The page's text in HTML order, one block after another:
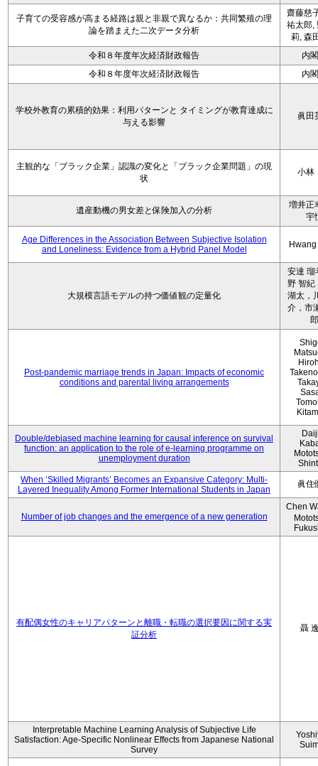
子育ての受容感が高まる経路は親と非親で異なるか：共同繁殖の理
論を踏まえた二次データ分析
齋藤慈
祐太郎,
莉, 森
令和８年度年次経済財政報告
内
令和８年度年次経済財政報告
内
学校外教育の累積的効果：利用パターンと タイミングが教育達成に
与える影響
眞田
主観的な「ブラック企業」認識の変化と「ブラック企業問題」の現
状
小
遺産動機の男女差と保険加入の分析
増井正
宇
Age Differences in the Association Between Subjective Isolation
and Loneliness: Evidence from a Hybrid Panel Model
大規模言語モデルの持つ価値観の定量化
安達 瑠
野 智紀
湖太，
介，市
郎
Post-pandemic marriage trends in Japan: Impacts of economic
conditions and parental living arrangements
Double/debiased machine learning for causal inference on survival
function: an application to the role of e-learning programme on
unemployment duration
When ‘Skilled Migrants’ Becomes an Expansive Category: Multi-
Layered Inequality Among Former International Students in Japan
眞住
Number of job changes and the emergence of a new generation
Chen
有配偶女性のキャリアパターンと離職・転職の選択要因に関する実
証分析
聶
Interpretable Machine Learning Analysis of Subjective Life
Satisfaction: Age-Specific Nonlinear Effects from Japanese National
Survey